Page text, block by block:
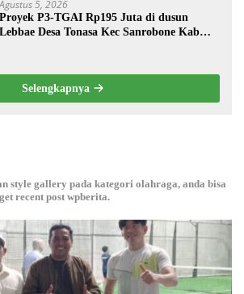
Agustus 5, 2026
Proyek P3-TGAI Rp195 Juta di dusun
Lebbae Desa Tonasa Kec Sanrobone Kab
Selengkapnya
style gallery pada kategori olahraga, anda bisa
recent post wpberita.